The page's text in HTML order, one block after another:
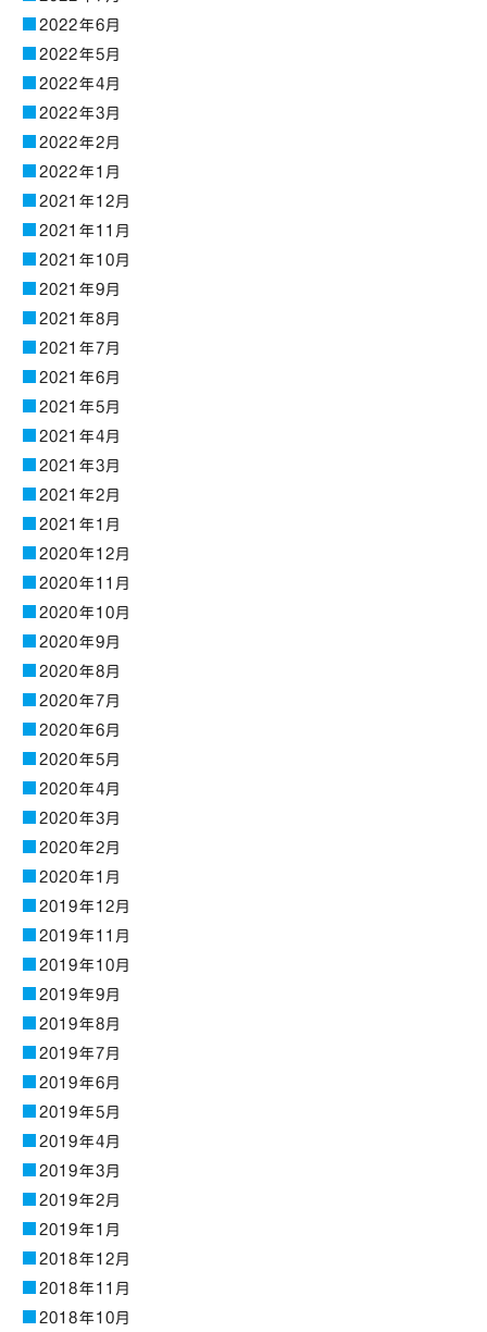
2022年6月
2022年5月
2022年4月
2022年3月
2022年2月
2022年1月
2021年12月
2021年11月
2021年10月
2021年9月
2021年8月
2021年7月
2021年6月
2021年5月
2021年4月
2021年3月
2021年2月
2021年1月
2020年12月
2020年11月
2020年10月
2020年9月
2020年8月
2020年7月
2020年6月
2020年5月
2020年4月
2020年3月
2020年2月
2020年1月
2019年12月
2019年11月
2019年10月
2019年9月
2019年8月
2019年7月
2019年6月
2019年5月
2019年4月
2019年3月
2019年2月
2019年1月
2018年12月
2018年11月
2018年10月